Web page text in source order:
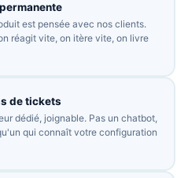
est pensée avec nos clients.
réagit vite, on itère vite, on livre
de tickets
dédié, joignable. Pas un chatbot,
qui connaît votre configuration